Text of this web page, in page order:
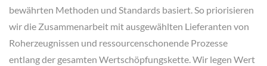
bewährten Methoden und Standards basiert. So priorisieren
wir die Zusammenarbeit mit ausgewählten Lieferanten von
Roherzeugnissen und ressourcenschonende Prozesse
entlang der gesamten Wertschöpfungskette. Wir legen Wert